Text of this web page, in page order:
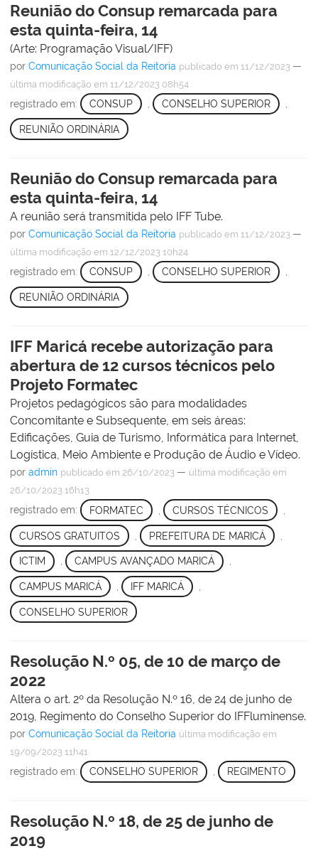
Reunião do Consup remarcada para
esta quinta-feira, 14
(Arte: Programação Visual/IFF)
por Comunicação Social da Reitoria publicado em 11/12/2023 —
última modificação em 11/12/2023 08h54
registrado em: CONSUP CONSELHO SUPERIOR
REUNIÃO ORDINÁRIA
Reunião do Consup remarcada para
esta quinta-feira, 14
A reunião será transmitida pelo IFF Tube.
por Comunicação Social da Reitoria publicado em 11/12/2023 —
última modificação em 12/12/2023 10h24
registrado em: CONSUP , CONSELHO SUPERIOR ,
REUNIÃO ORDINÁRIA
IFF Maricá recebe autorização para
abertura de 12 cursos técnicos pelo
Projeto Formatec
Projetos pedagógicos são para modalidades
Concomitante e Subsequente, em seis áreas:
Edificações, Guia de Turismo, Informática para Internet,
Logística, Meio Ambiente e Produção de Áudio e Vídeo.
por admin publicado em 26/10/2023 — última modificação em
26/10/2023 16h13
registrado em: FORMATEC CURSOS TÉCNICOS
CURSOS GRATUITOS PREFEITURA DE MARICÁ
ICTIM , CAMPUS AVANÇADO MARICÁ ,
CAMPUS MARICÁ IFF MARICÁ
CONSELHO SUPERIOR
Resolução N.º 05, de 10 de março de
2022
Altera o art. 2º da Resolução N.º 16, de 24 de junho de
2019, Regimento do Conselho Superior do IFFluminense.
por Comunicação Social da Reitoria última modificação em
19/09/2023 11h41
registrado em: CONSELHO SUPERIOR , REGIMENTO
Resolução N.º 18, de 25 de junho de
2019